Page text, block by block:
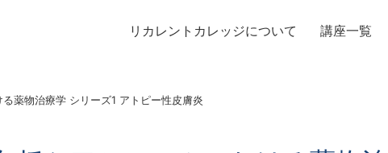
リカレントカレッジについて 講座一覧
薬物治療学 シリーズ1 アトピー性皮膚炎